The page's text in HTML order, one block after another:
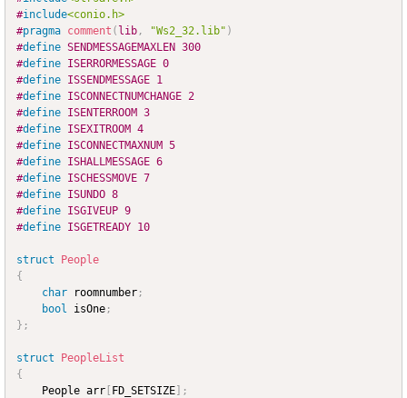
#include<conio.h>
#pragma comment ( lib , "Ws2_32.lib" )
#define SENDMESSAGEMAXLEN 300
#define ISERRORMESSAGE 0
#define ISSENDMESSAGE 1
#define ISCONNECTNUMCHANGE 2
#define ISENTERROOM 3
#define ISEXITROOM 4
#define ISCONNECTMAXNUM 5
#define ISHALLMESSAGE 6
#define ISCHESSMOVE 7
#define ISUNDO 8
#define ISGIVEUP 9
#define ISGETREADY 10
struct
People
{
char roomnumber ;
bool
isOne ;
} ;
struct
PeopleList
{
	People arr
[ FD_SETSIZE] ;